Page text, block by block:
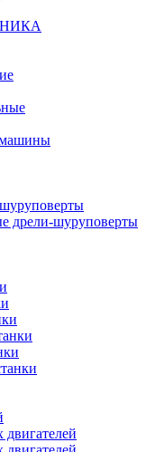
дрели-шуруповерты